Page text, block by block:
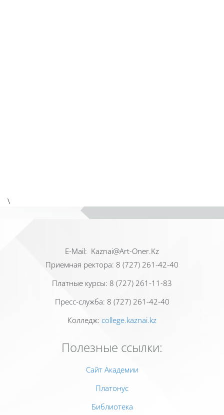
\
Е-Mail: Kaznai@Art-Oner.Kz
Приемная ректора: 8 (727) 261-42-40
Платные курсы: 8 (727) 261-11-83
Пресс-служба: 8 (727) 261-42-40
Колледж: college.kaznai.kz
Полезные ссылки:
Сайт Академии
Платонус
Библиотека